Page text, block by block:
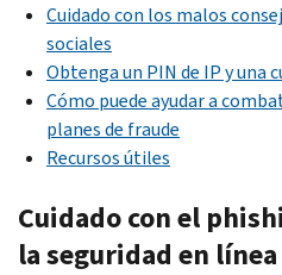
Cuidado con los malos
sociales
Obtenga un PIN de IP y una
Cómo puede ayudar a
planes de fraude
Recursos útiles
Cuidado con el
la seguridad en línea